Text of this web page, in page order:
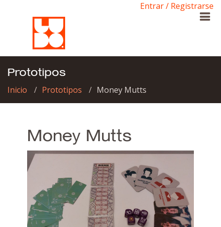
Entrar / Registrarse
Prototipos
Inicio Prototipos Money Mutts
Money Mutts